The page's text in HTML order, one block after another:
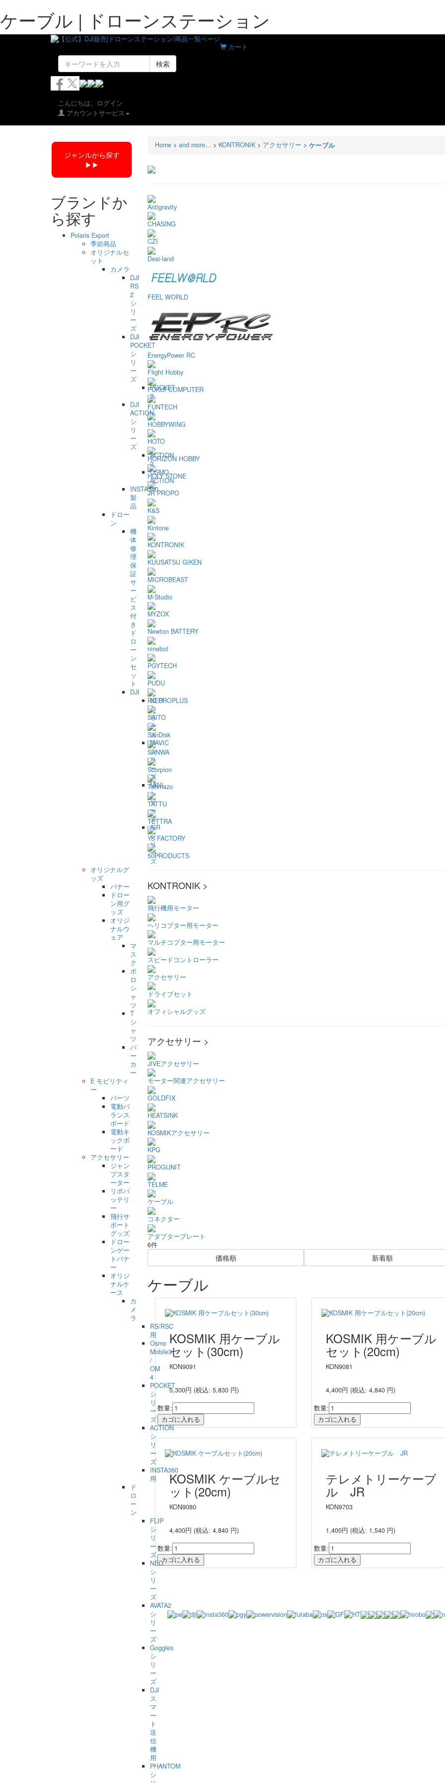
ケーブル | ドローンステーション
カート
検索
こんにちは。ログイン
アカウントサービス
Home > and more... > KONTRONIK > アクセサリー > ケーブル
Antigravity
CHASING
CZI
Desi-land
FEEL WORLD
EnergyPower RC
Flight Hobby
FUKUI COMPUTER
FUNTECH
HOBBYWING
HOTO
HORIZON HOBBY
HOLY STONE
JR PROPO
K&S
Kintone
KONTRONIK
KUUSATSU GIKEN
MICROBEAST
M-Studio
MYZOX
Newton BATTERY
ninebot
PGYTECH
PUDU
RC PROPLUS
SAITO
SanDisk
SANWA
Scorpion
Tahmazo
TATTU
TETTRA
YS FACTORY
50PRODUCTS
KONTRONIK >
飛行機用モーター
ヘリコプター用モーター
マルチコプター用モーター
スピードコントローラー
アクセサリー
ドライブセット
オフィシャルグッズ
アクセサリー >
JIVEアクセサリー
モーター関連アクセサリー
GOLDFIX
HEATSINK
KOSMIKアクセサリー
KPG
PROGUNIT
TELME
ケーブル
コネクター
アダプタープレート
6件
価格順 新着順
ケーブル
KOSMIK 用ケーブル
セット(30cm)
KON9091
5,300円 (税込: 5,830 円)
数量:
KOSMIK 用ケーブル
セット(20cm)
KON9081
4,400円 (税込: 4,840 円)
数量:
KOSMIK ケーブルセ
ット(20cm)
KON9080
4,400円 (税込: 4,840 円)
数量:
テレメトリーケーブ
ル JR
KON9703
1,400円 (税込: 1,540 円)
数量:
ジャンルから探す
▶︎▶︎
ブランドか
ら探す
Polaris Export
季節商品
オリジナルセ
ット
カメラ
DJI
RS
2
シ
リ
ー
ズ
DJI
POCKET
シ
リ
ー
ズ
POCKET
2
DJI
ACTION
シ
リ
ー
ズ
ACTION
2
OSMO
ACTION
INSTA360
製
品
ドロー
ン
機
体
修
理
保
証
サ
ー
ビ
ス
付
き
ド
ロ
ー
ン
セ
ッ
ト
DJI
NEO
シ
リ
ー
ズ
MAVIC
シ
リ
ー
ズ
MINI
シ
リ
ー
ズ
AIR
シ
リ
ー
ズ
オリジナルグ
ッズ
バナー
ドロー
ン用グ
ッズ
オリジ
ナルウ
ェア
マ
ス
ク
ポ
ロ
シ
ャ
ツ
T
シ
ャ
ツ
パ
ー
カ
ー
E モビリティ
ー
パーツ
電動バ
ランス
ボード
電動キ
ックボ
ード
アクセサリー
ジャン
プスタ
ーター
リポバ
ッテリ
ー
飛行サ
ポート
グッズ
ドロー
ンゲー
トバナ
ー
オリジ
ナルケ
ース
カ
メ
ラ
RS/RSC
用
Osmo
Mobile3
/
OM
4
POCKET
シ
リ
ー
ズ
ACTION
シ
リ
ー
ズ
INSTA360
用
ド
ロ
ー
ン
FLIP
シ
リ
ー
ズ
NEO
シ
リ
ー
ズ
AVATA2
シ
リ
ー
ズ
Goggles
シ
リ
ー
ズ
DJI
ス
マ
ー
ト
送
信
機
用
PHANTOM
シ